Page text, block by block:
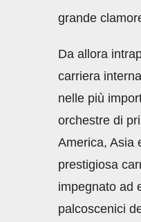
grande
Da allora
carriera
nelle più
orchestre di
America, Asia
prestigiosa
impegnato ad
palcoscenici